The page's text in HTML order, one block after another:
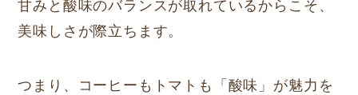
甘みと酸味のバランスが取れているからこそ、
美味しさが際立ちます。
つまり、コーヒーもトマトも「酸味」が魅力を